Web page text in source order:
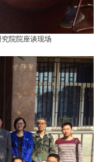
院院座谈现场